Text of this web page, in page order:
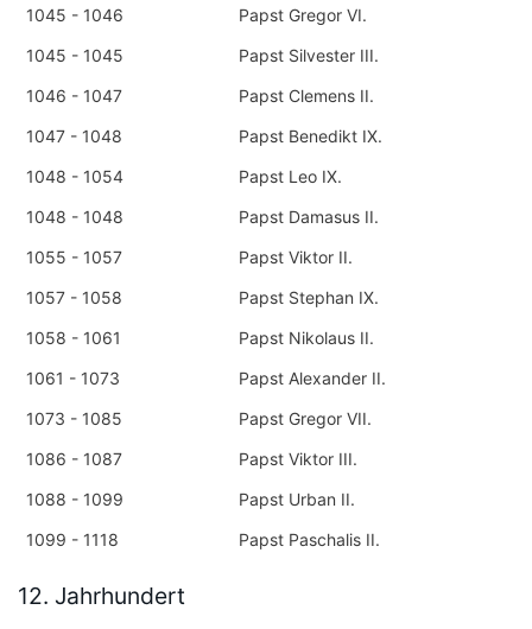
1045 - 1046
Papst Gregor VI.
1045 - 1045
Papst Silvester III.
1046 - 1047
Papst Clemens II.
1047 - 1048
Papst Benedikt IX.
1048 - 1054
Papst Leo IX.
1048 - 1048
Papst Damasus II.
1055 - 1057
Papst Viktor II.
1057 - 1058
Papst Stephan IX.
1058 - 1061
Papst Nikolaus II.
1061 - 1073
Papst Alexander II.
1073 - 1085
Papst Gregor VII.
1086 - 1087
Papst Viktor III.
1088 - 1099
Papst Urban II.
1099 - 1118
Papst Paschalis II.
12. Jahrhundert